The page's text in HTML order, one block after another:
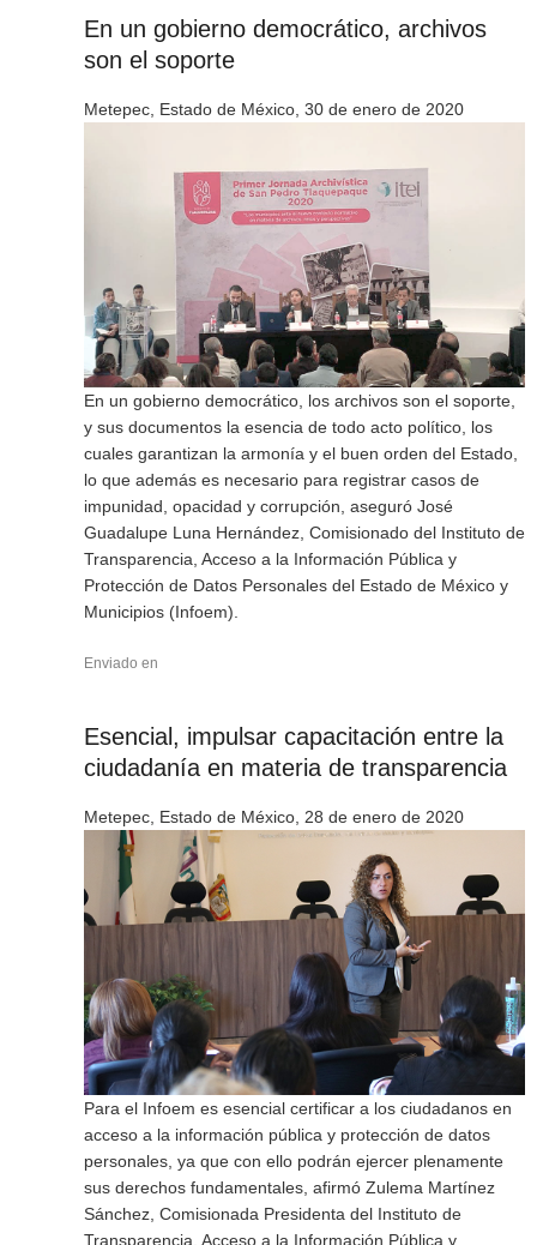
En un gobierno democrático, archivos
son el soporte
Metepec, Estado de México, 30 de enero de 2020
En un gobierno democrático, los archivos son el soporte,
y sus documentos la esencia de todo acto político, los
cuales garantizan la armonía y el buen orden del Estado,
lo que además es necesario para registrar casos de
impunidad, opacidad y corrupción, aseguró José
Guadalupe Luna Hernández, Comisionado del Instituto de
Transparencia, Acceso a la Información Pública y
Protección de Datos Personales del Estado de México y
Municipios (Infoem).
Enviado en
Esencial, impulsar capacitación entre la
ciudadanía en materia de transparencia
Metepec, Estado de México, 28 de enero de 2020
Para el Infoem es esencial certificar a los ciudadanos en
acceso a la información pública y protección de datos
personales, ya que con ello podrán ejercer plenamente
sus derechos fundamentales, afirmó Zulema Martínez
Sánchez, Comisionada Presidenta del Instituto de
Transparencia, Acceso a la Información Pública y